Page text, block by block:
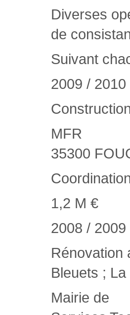
Diverses
de
Suivant
2009 / 2010
MFR
35300
1,2 M €
2008 / 2009
Rénovation
Bleuets ;
Mairie de